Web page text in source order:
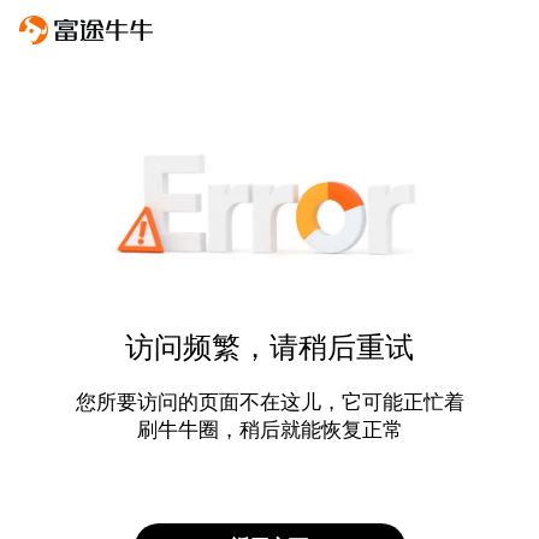
访问频繁，请稍后重试
您所要访问的页面不在这儿，它可能正忙着
刷牛牛圈，稍后就能恢复正常